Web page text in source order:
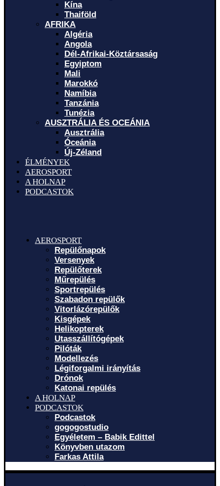
Kína
Thaiföld
AFRIKA
Algéria
Angola
Dél-Afrikai-Köztársaság
Egyiptom
Mali
Marokkó
Namíbia
Tanzánia
Tunézia
AUSZTRÁLIA ÉS OCEÁNIA
Ausztrália
Óceánia
Új-Zéland
ÉLMÉNYEK
AEROSPORT
A HOLNAP
PODCASTOK
AEROSPORT
Repülőnapok
Versenyek
Repülőterek
Műrepülés
Sportrepülés
Szabadon repülők
Vitorlázórepülők
Kisgépek
Helikopterek
Utasszállítógépek
Pilóták
Modellezés
Légiforgalmi irányítás
Drónok
Katonai repülés
A HOLNAP
PODCASTOK
Podcastok
gogogostudio
Egyéletem – Babik Edittel
Könyvben utazom
Farkas Attila